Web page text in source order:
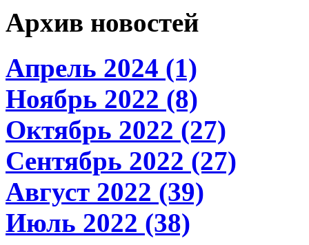
Архив новостей
Апрель 2024 (1)
Ноябрь 2022 (8)
Октябрь 2022 (27)
Сентябрь 2022 (27)
Август 2022 (39)
Июль 2022 (38)